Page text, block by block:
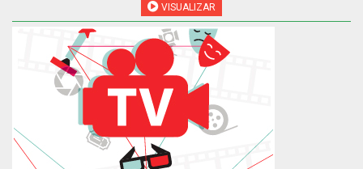
VISUALIZAR